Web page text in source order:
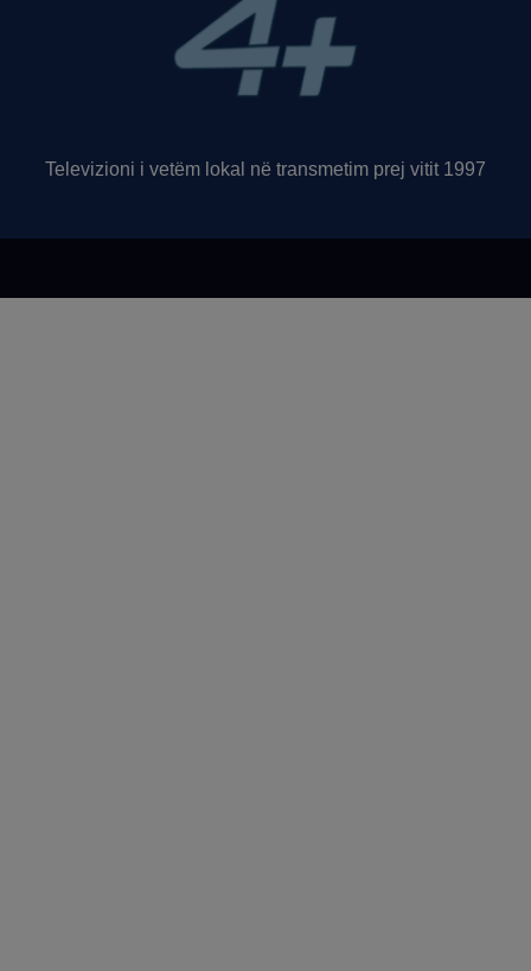
Televizioni i vetëm lokal në transmetim prej vitit 1997